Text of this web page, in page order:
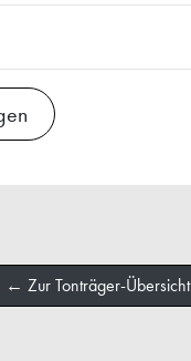
← Zur Tonträger-Übersicht